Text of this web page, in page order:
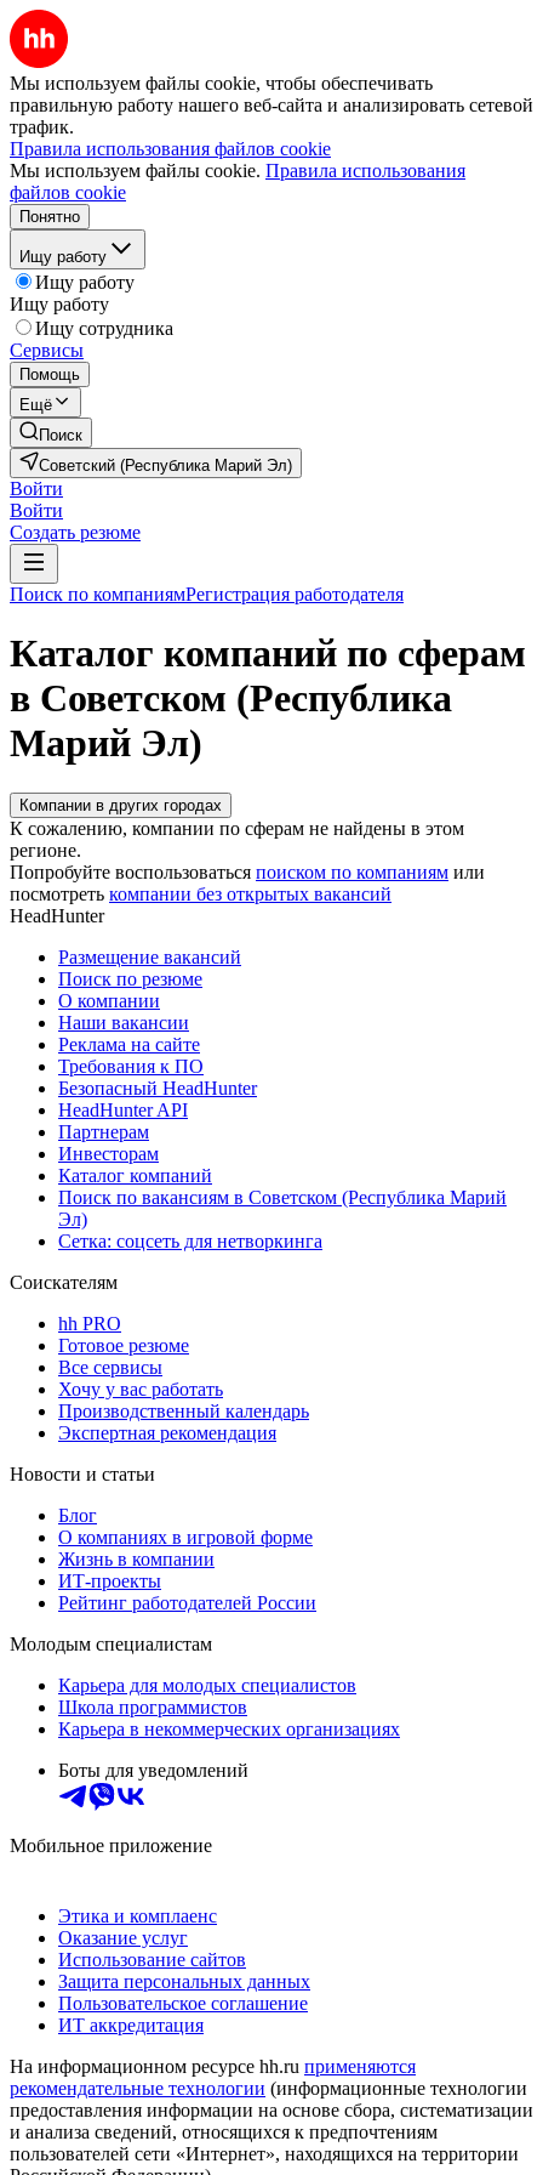
Мы используем файлы cookie, чтобы обеспечивать
правильную работу нашего веб-сайта и анализировать сетевой
трафик.
Правила использования файлов cookie
Мы используем файлы cookie. Правила использования
файлов cookie
Понятно
Ищу работу
Ищу работу
Ищу работу
Ищу сотрудника
Сервисы
Помощь
Ещё
Поиск
Советский (Республика Марий Эл)
Войти
Войти
Создать резюме
Поиск по компаниямРегистрация работодателя
Каталог компаний по сферам
в Советском (Республика
Марий Эл)
Компании в других городах
К сожалению, компании по сферам не найдены в этом
регионе.
Попробуйте воспользоваться поиском по компаниям или
посмотреть компании без открытых вакансий
HeadHunter
Размещение вакансий
Поиск по резюме
О компании
Наши вакансии
Реклама на сайте
Требования к ПО
Безопасный HeadHunter
HeadHunter API
Партнерам
Инвесторам
Каталог компаний
Поиск по вакансиям в Советском (Республика Марий
Эл)
Сетка: соцсеть для нетворкинга
Соискателям
hh PRO
Готовое резюме
Все сервисы
Хочу у вас работать
Производственный календарь
Экспертная рекомендация
Новости и статьи
Блог
О компаниях в игровой форме
Жизнь в компании
ИТ-проекты
Рейтинг работодателей России
Молодым специалистам
Карьера для молодых специалистов
Школа программистов
Карьера в некоммерческих организациях
Боты для уведомлений
Мобильное приложение
Этика и комплаенс
Оказание услуг
Использование сайтов
Защита персональных данных
Пользовательское соглашение
ИТ аккредитация
На информационном ресурсе hh.ru применяются
рекомендательные технологии (информационные технологии
предоставления информации на основе сбора, систематизации
и анализа сведений, относящихся к предпочтениям
пользователей сети «Интернет», находящихся на территории